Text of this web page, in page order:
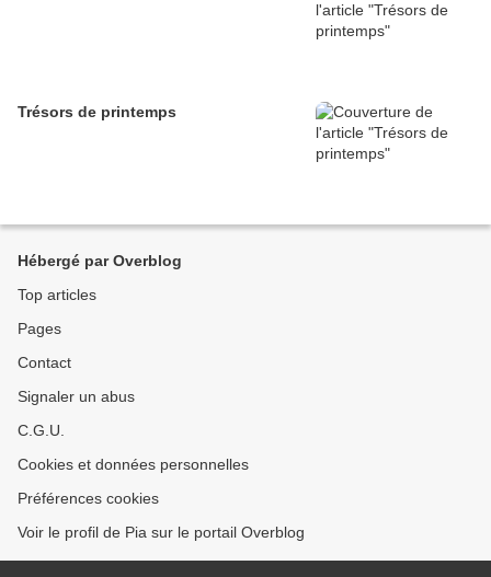
Trésors de printemps
Hébergé par Overblog
Top articles
Pages
Contact
Signaler un abus
C.G.U.
Cookies et données personnelles
Préférences cookies
Voir le profil de Pia sur le portail Overblog